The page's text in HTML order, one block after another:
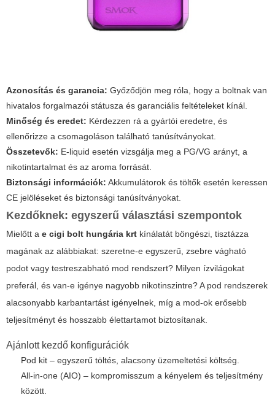
Azonosítás és garancia: Győződjön meg róla, hogy a boltnak van
hivatalos forgalmazói státusza és garanciális feltételeket kínál.
Minőség és eredet: Kérdezzen rá a gyártói eredetre, és
ellenőrizze a csomagoláson található tanúsítványokat.
Összetevők: E-liquid esetén vizsgálja meg a PG/VG arányt, a
nikotintartalmat és az aroma forrását.
Biztonsági információk: Akkumulátorok és töltők esetén keressen
CE jelöléseket és biztonsági tanúsítványokat.
Kezdőknek: egyszerű választási szempontok
Mielőtt a e cigi bolt hungária krt kínálatát böngészi, tisztázza
magának az alábbiakat: szeretne-e egyszerű, zsebre vágható
podot vagy testreszabható mod rendszert? Milyen ízvilágokat
preferál, és van-e igénye nagyobb nikotinszintre? A pod rendszerek
alacsonyabb karbantartást igényelnek, míg a mod-ok erősebb
teljesítményt és hosszabb élettartamot biztosítanak.
Ajánlott kezdő konfigurációk
Pod kit – egyszerű töltés, alacsony üzemeltetési költség.
All-in-one (AIO) – kompromisszum a kényelem és teljesítmény
között.